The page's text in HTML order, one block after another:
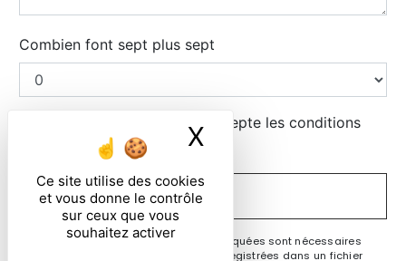
Ce site utilise des cookies
et vous donne le contrôle
sur ceux que vous
souhaitez activer
X Masquer le
Combien font sept plus sept
En cochant cette case, j'accepte les conditions
particulières ci-dessous **
ENVOYER
** Les données personnelles communiquées sont nécessaires
aux fins de vous contacter et sont enregistrées dans un fichier